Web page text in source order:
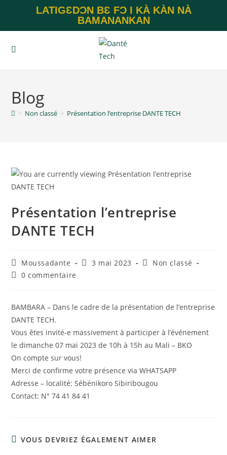
LATIGƐDƆN BƐ FƆ I KÀ KÀN NÀ
BAMANANKAN
Blog
> Non classé > Présentation l’entreprise DANTE TECH
Présentation l’entreprise
DANTE TECH
Moussadante 3 mai 2023
Non classé
0 commentaire
BAMBARA – Dans le cadre de la présentation de l’entreprise
DANTE TECH.
Vous êtes invité-e massivement à participer à l’événement
le dimanche 07 mai 2023 de 10h à 15h au Mali – BKO
On compte sur vous!
Merci de confirme votre présence via WHATSAPP
Adresse – localité: Sébénikoro Sibiribougou
Contact: N° 74 41 84 41
VOUS DEVRIEZ ÉGALEMENT AIMER